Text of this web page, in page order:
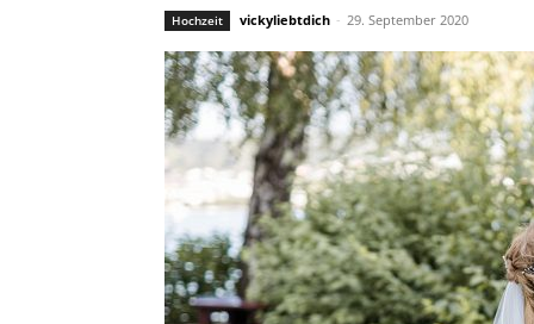
Hochzeit vickyliebtdich - 29. September 2020